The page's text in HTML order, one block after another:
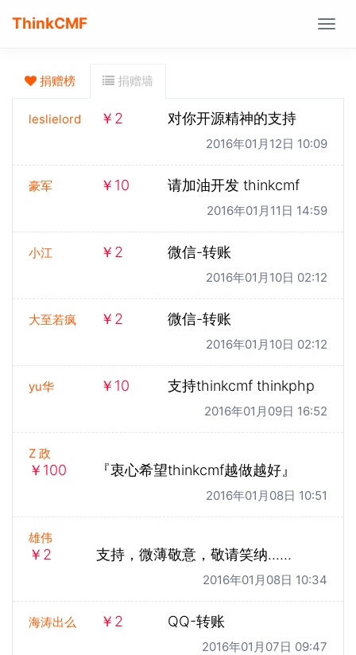
ThinkCMF
捐赠榜 捐赠墙
leslielord ￥2 对你开源精神的支持
2016年01月12日 10:09
豪军 ￥10 请加油开发 thinkcmf
2016年01月11日 14:59
小江 ￥2 微信-转账
2016年01月10日 02:12
大至若疯 ￥2 微信-转账
2016年01月10日 02:12
yu华 ￥10 支持thinkcmf thinkphp
2016年01月09日 16:52
Z 政
￥100 『衷心希望thinkcmf越做越好』
2016年01月08日 10:51
雄伟
￥2 支持，微薄敬意，敬请笑纳......
2016年01月08日 10:34
海涛出么 ￥2 QQ-转账
2016年01月07日 09:47